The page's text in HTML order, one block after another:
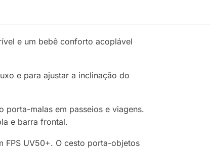
e um bebê conforto acoplável
e para ajustar a inclinação do
malas em passeios e viagens.
e barra frontal.
FPS UV50+. O cesto porta-objetos